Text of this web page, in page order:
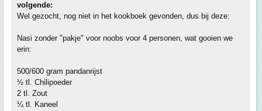
volgende:
Wel gezocht, nog niet in het kookboek gevonden, dus bij deze:
Nasi zonder "pakje" voor noobs voor 4 personen, wat gooien we
erin:
500/600 gram pandanrijst
½ tl. Chilipoeder
2 tl. Zout
¼ tl. Kaneel